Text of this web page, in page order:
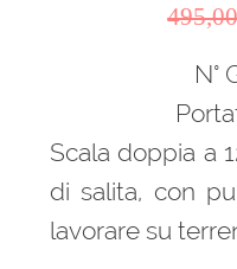
N°
Scala doppia a
di salita, con
lavorare su